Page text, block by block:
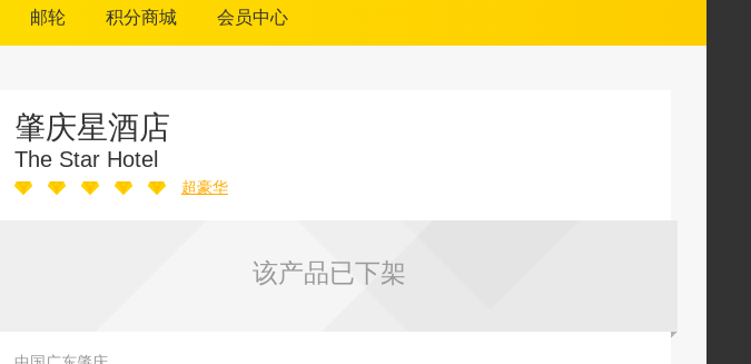
邮轮 积分商城 会员中心
肇庆星酒店
The Star Hotel
超豪华
该产品已下架